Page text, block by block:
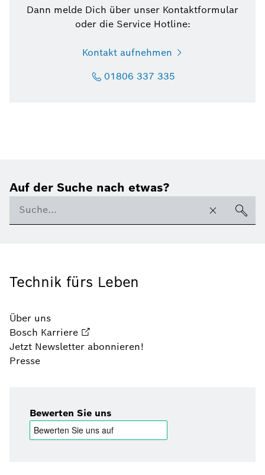
Dann melde Dich über unser Kontaktformular
oder die Service Hotline:
Kontakt aufnehmen
01806 337 335
Auf der Suche nach etwas?
Technik fürs Leben
Über uns
Bosch Karriere
Jetzt Newsletter abonnieren!
Presse
Bewerten Sie uns